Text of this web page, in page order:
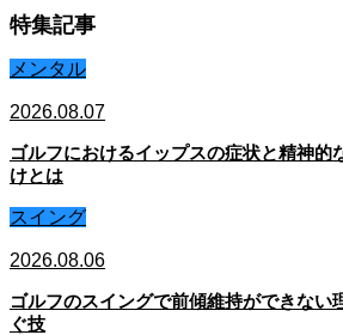
特集記事
メンタル
2026.08.07
ゴルフにおけるイップスの症状と精神的
けとは
スイング
2026.08.06
ゴルフのスイングで前傾維持ができない
ぐ技